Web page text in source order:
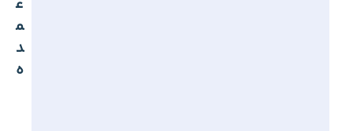
ع
م
د
ه